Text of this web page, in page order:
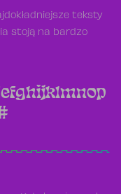
teksty
stoją na bardzo
efghijklmnop